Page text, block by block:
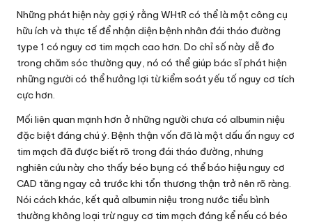
Những phát hiện này gợi ý rằng WHtR có thể là một công cụ
hữu ích và thực tế để nhận diện bệnh nhân đái tháo đường
type 1 có nguy cơ tim mạch cao hơn. Do chỉ số này dễ đo
trong chăm sóc thường quy, nó có thể giúp bác sĩ phát hiện
những người có thể hưởng lợi từ kiểm soát yếu tố nguy cơ tích
cực hơn.
Mối liên quan mạnh hơn ở những người chưa có albumin niệu
đặc biệt đáng chú ý. Bệnh thận vốn đã là một dấu ấn nguy cơ
tim mạch đã được biết rõ trong đái tháo đường, nhưng
nghiên cứu này cho thấy béo bụng có thể báo hiệu nguy cơ
CAD tăng ngay cả trước khi tổn thương thận trở nên rõ ràng.
Nói cách khác, kết quả albumin niệu trong nước tiểu bình
thường không loại trừ nguy cơ tim mạch đáng kể nếu có béo